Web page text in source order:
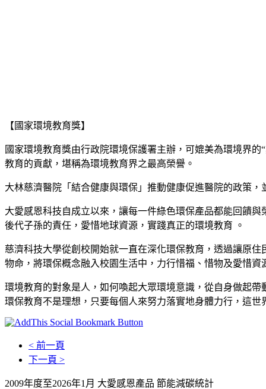
【國家環境教育獎】
國家環境教育獎由行政院環境保護署主辦，可媲美為環境界
教育的貢獻，堪稱為環境教育界之最高榮譽。
大林慈濟醫院「結合健康與環保」推動健康促進醫院的政策
大愛感恩科技自成立以來，讓每一件綠色環保產品都能回饋
後代子孫的責任，愛惜地球資源，實踐真正的環境教育 。
慈濟科技大學從創校開始就一直在深化環保教育，透過讓原
物命，將環保概念融入校園生活中，力行惜福、惜物及愛惜資
環境教育的對象是人，如何喚起大眾環境意識，從自身做起
環保教育不是理想，只要每個人來努力落實地身體力行，這
< 前一頁
下一頁 >
2009年度至2026年1月 大愛感恩產品 節能減碳統計